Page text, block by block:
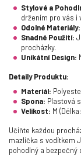
Stylové a
držením pro vás i
Odolné Materiály:
Snadné Použití:
procházky.
Unikátní Design:
Detaily Produktu:
Materiál:
Spona: Plastová
Velikost: M
Učiňte každou
mazlíčka s vodítkem
pohodlný a bezpečný